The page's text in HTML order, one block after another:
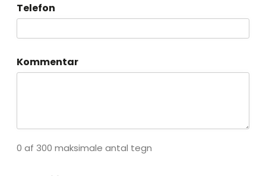
Telefon
Kommentar
0 af 300 maksimale antal tegn